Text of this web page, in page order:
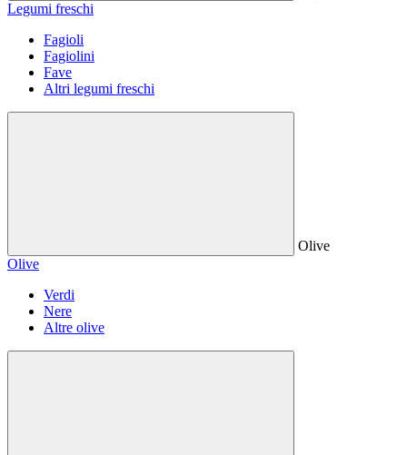
Legumi freschi
Fagioli
Fagiolini
Fave
Altri legumi freschi
Olive
Olive
Verdi
Nere
Altre olive